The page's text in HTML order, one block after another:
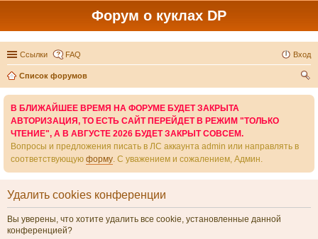
Форум о куклах DP
Ссылки FAQ Вход
Список форумов
В БЛИЖАЙШЕЕ ВРЕМЯ НА ФОРУМЕ БУДЕТ ЗАКРЫТА
АВТОРИЗАЦИЯ, ТО ЕСТЬ САЙТ ПЕРЕЙДЕТ В РЕЖИМ "ТОЛЬКО
ЧТЕНИЕ", А В АВГУСТЕ 2026 БУДЕТ ЗАКРЫТ СОВСЕМ.
Вопросы и предложения писать в ЛС аккаунта admin или направлять в
соответствующую форму. С уважением и сожалением, Админ.
Удалить cookies конференции
Вы уверены, что хотите удалить все cookie, установленные данной
конференцией?